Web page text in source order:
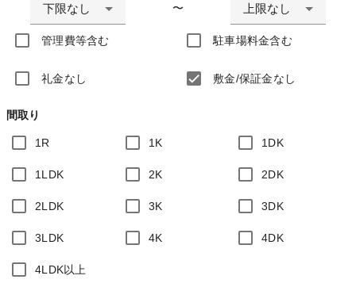
下限なし 〜 上限なし
管理費等含む 駐車場料金含む
礼金なし 敷金/保証金なし
間取り
1R 1K 1DK
1LDK 2K 2DK
2LDK 3K 3DK
3LDK 4K 4DK
4LDK以上